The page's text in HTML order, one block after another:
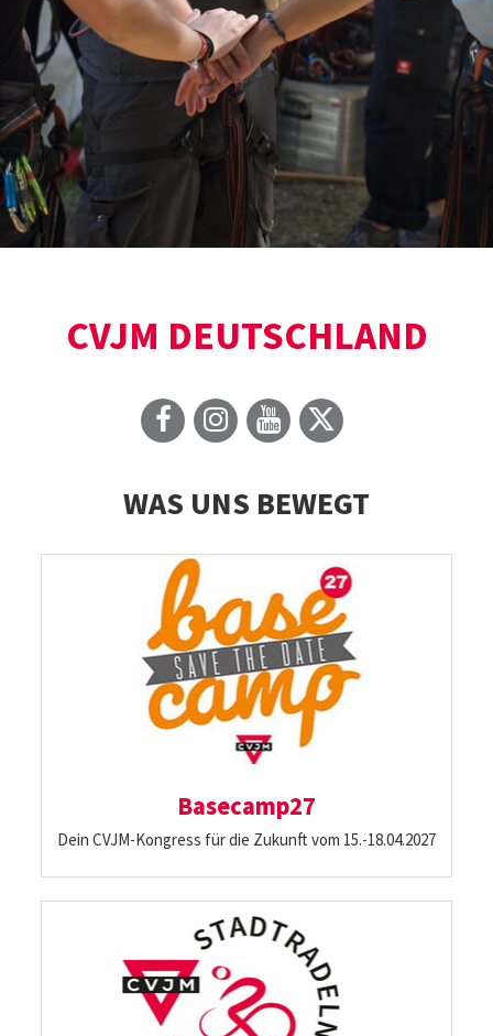
CVJM DEUTSCHLAND
(öffnet in neuem Fenster)
(öffnet in neuem
(öffnet in neuem
(öffnet in
WAS UNS BEWEGT
Basecamp27
Dein CVJM-Kongress für die Zukunft vom 15.-18.04.2027